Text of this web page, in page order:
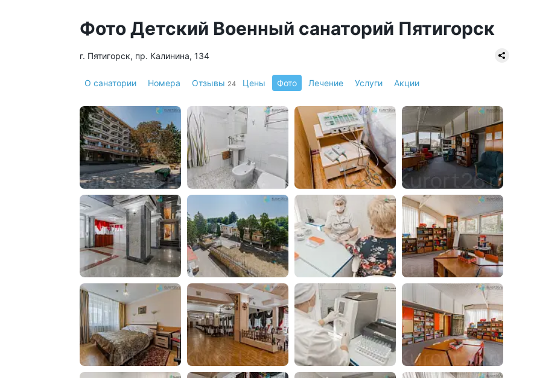
Фото Детский Военный санаторий Пятигорск
г. Пятигорск, пр. Калинина, 134
О санатории Номера Отзывы 24 Цены Фото Лечение Услуги Акции